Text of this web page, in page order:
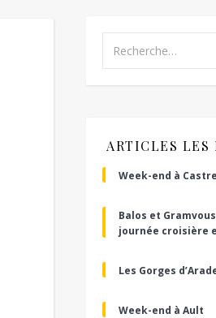
ARTICLES LES
Week-end à
Balos et
journée croisière
Les Gorges
Week-end à Ault